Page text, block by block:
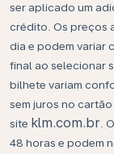
ser aplicado um
crédito. Os preços
dia e podem variar
final ao selecionar
bilhete variam
sem juros no
site klm.com.br .
48 horas e podem